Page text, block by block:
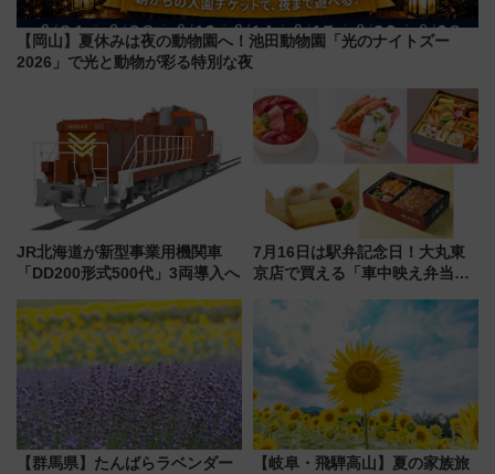
【岡山】夏休みは夜の動物園へ！池田動物園「光のナイトズー
2026」で光と動物が彩る特別な夜
JR北海道が新型事業用機関車
「DD200形式500代」3両導入へ
7月16日は駅弁記念日！大丸東
京店で買える「車中映え弁当」
【群馬県】たんばらラベンダー
【岐阜・飛騨高山】夏の家族旅